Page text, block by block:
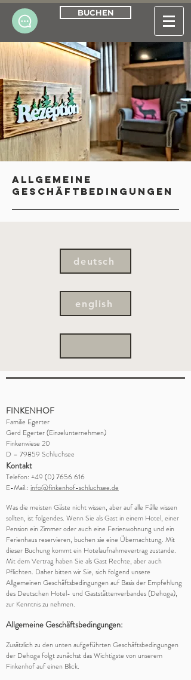
BUCHEN
ALLGEMEINE
GESCHÄFTBEDINGUNGEN
deutsch
english
FINKENHOF
Familie Egerter
Gerd Egerter (Einzelunternehmen)
Finkenwiese 20
D – 79859 Schluchsee
Kontakt
Telefon: +49 (0) 7656 616
E-Mail.: info@finkenhof-schluchsee.de
Was die meisten Gäste nicht wissen, aber auf alle Fälle wissen
sollten, ist folgendes. Wenn Sie als Gast in einem Hotel, einer
Pension ein Zimmer oder auch eine Ferienwohnung und ein
Ferienhaus reservieren, buchen sie eine Übernachtung. Mit
dieser Buchung kommt ein Hotelaufnahmevertrag zustande.
Mit dem Vertrag haben Sie als Gast Rechte, aber auch
Pflichten. Daher bitten wir Sie, sich folgend unsere
Allgemeinen Geschäftsbedingungen auf Basis der Empfehlung
des Deutschen Hotel- und Gaststättenverbandes (Dehoga),
zur Kenntnis zu nehmen.
Allgemeine Geschäftsbedingungen:
Zusätzlich zu den unten aufgeführten Geschäftsbedingungen
der Dehoga folgt zunächst das Wichtigste von unserem
Finkenhof auf einen Blick.